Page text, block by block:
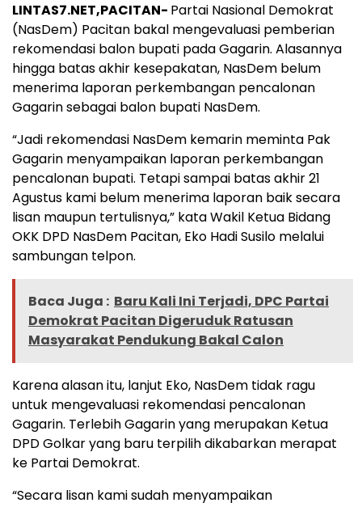
LINTAS7.NET,PACITAN- Partai Nasional Demokrat
(NasDem) Pacitan bakal mengevaluasi pemberian
rekomendasi balon bupati pada Gagarin. Alasannya
hingga batas akhir kesepakatan, NasDem belum
menerima laporan perkembangan pencalonan
Gagarin sebagai balon bupati NasDem.
“Jadi rekomendasi NasDem kemarin meminta Pak
Gagarin menyampaikan laporan perkembangan
pencalonan bupati. Tetapi sampai batas akhir 21
Agustus kami belum menerima laporan baik secara
lisan maupun tertulisnya,” kata Wakil Ketua Bidang
OKK DPD NasDem Pacitan, Eko Hadi Susilo melalui
sambungan telpon.
Baca Juga : Baru Kali Ini Terjadi, DPC Partai
Demokrat Pacitan Digeruduk Ratusan
Masyarakat Pendukung Bakal Calon
Karena alasan itu, lanjut Eko, NasDem tidak ragu
untuk mengevaluasi rekomendasi pencalonan
Gagarin. Terlebih Gagarin yang merupakan Ketua
DPD Golkar yang baru terpilih dikabarkan merapat
ke Partai Demokrat.
“Secara lisan kami sudah menyampaikan